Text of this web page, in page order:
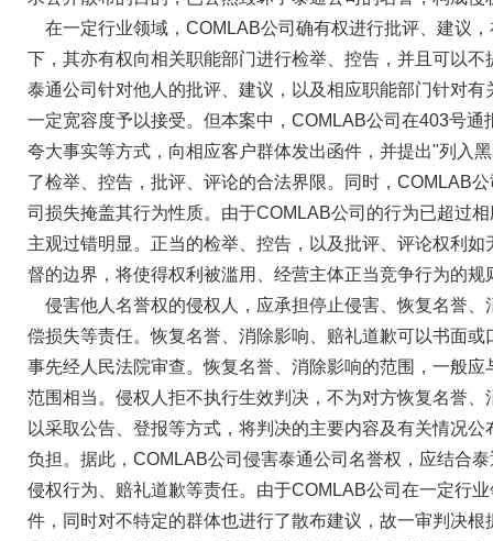
在一定行业领域，COMLAB公司确有权进行批评、建议
下，其亦有权向相关职能部门进行检举、控告，并且可以不
泰通公司针对他人的批评、建议，以及相应职能部门针对有
一定宽容度予以接受。但本案中，COMLAB公司在403号通
夸大事实等方式，向相应客户群体发出函件，并提出"列入
了检举、控告，批评、评论的合法界限。同时，COMLAB
司损失掩盖其行为性质。由于COMLAB公司的行为已超过
主观过错明显。正当的检举、控告，以及批评、评论权利
督的边界，将使得权利被滥用、经营主体正当竞争行为的规
侵害他人名誉权的侵权人，应承担停止侵害、恢复名誉、
偿损失等责任。恢复名誉、消除影响、赔礼道歉可以书面或
事先经人民法院审查。恢复名誉、消除影响的范围，一般应
范围相当。侵权人拒不执行生效判决，不为对方恢复名誉、
以采取公告、登报等方式，将判决的主要内容及有关情况
负担。据此，COMLAB公司侵害泰通公司名誉权，应结合
侵权行为、赔礼道歉等责任。由于COMLAB公司在一定行
件，同时对不特定的群体也进行了散布建议，故一审判决根